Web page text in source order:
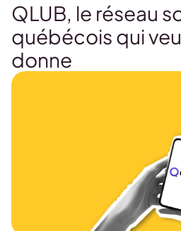
QLUB, le réseau
québécois qui
donne